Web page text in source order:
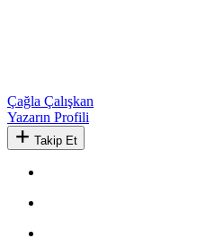
Çağla Çalışkan
Yazarın Profili
Takip Et